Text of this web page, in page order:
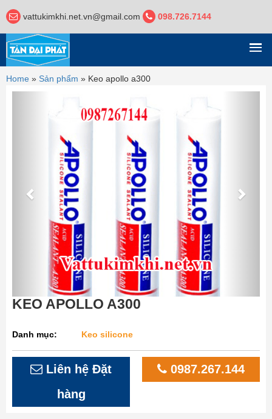
vattukimkhi.net.vn@gmail.com 098.726.7144
DANH MỤC
Home » Sản phẩm » Keo apollo a300
KEO APOLLO A300
Danh mục: Keo silicone
Liên hệ Đặt
hàng
0987.267.144